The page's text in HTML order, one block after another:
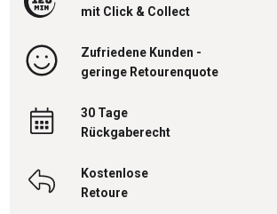
mit Click & Collect
Zufriedene Kunden -
geringe Retourenquote
30 Tage
Rückgaberecht
Kostenlose
Retoure